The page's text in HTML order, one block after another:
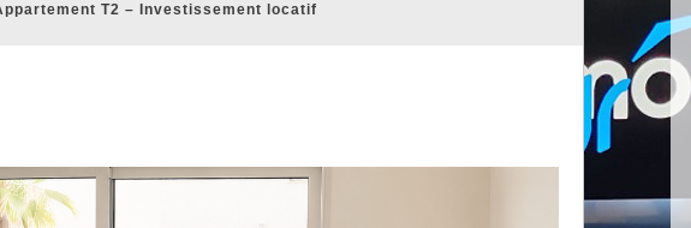
T2 – Investissement locatif